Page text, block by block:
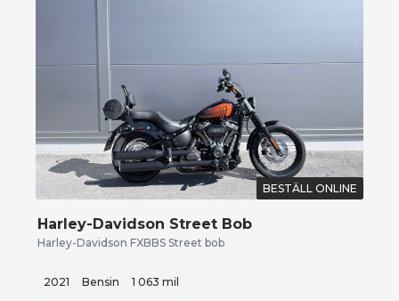
BESTÄLL ONLINE
Harley-Davidson Street Bob
Harley-Davidson FXBBS Street bob
2021 Bensin 1 063 mil